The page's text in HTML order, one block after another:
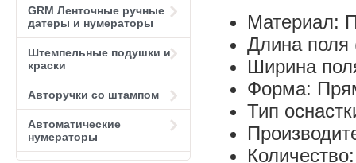
GRM Ленточные ручные
датеры и нумераторы
Штемпельные подушки и
краски
Авторучки со штампом
Автоматические
нумераторы
Материал:
Длина
Ширина
Форма:
Тип